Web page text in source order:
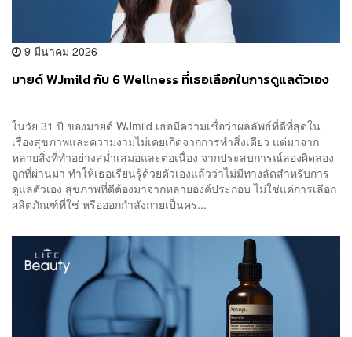
9 มีนาคม 2026
มายด์ WJmild กับ 6 Wellness ที่เธอเลือกในการดูแลตัวเอง
ในวัย 31 ปี ของมายด์ WJmild เธอมีความเชื่อว่าผลลัพธ์ที่ดีที่สุดใน
เรื่องสุขภาพและความงามไม่เคยเกิดจากการทำสิ่งเดียว แต่มาจาก
หลายสิ่งที่ทำอย่างสม่ำเสมอและต่อเนื่อง จากประสบการณ์ลองผิดลอง
ถูกที่ผ่านมา ทำให้เธอเรียนรู้ด้วยตัวเองแล้วว่าไม่มีทางลัดสำหรับการ
ดูแลตัวเอง สุขภาพที่ดีต้องมาจากหลายองค์ประกอบ ไม่ใช่แค่การเลือก
ผลิตภัณฑ์ที่ใช่ หรือออกกำลังกายเป็นคร...